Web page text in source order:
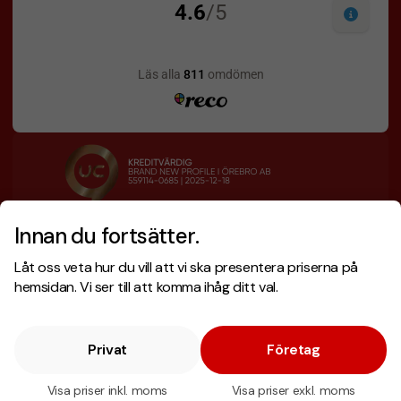
Innan du fortsätter.
Låt oss veta hur du vill att vi ska presentera priserna på
hemsidan. Vi ser till att komma ihåg ditt val.
Privat
Visa priser inkl. moms
Företag
Visa priser exkl. moms
Designskiss inom 1 h
Fri offert
Snabb leverans
Copyright © 2026 . Brand New Profile AB